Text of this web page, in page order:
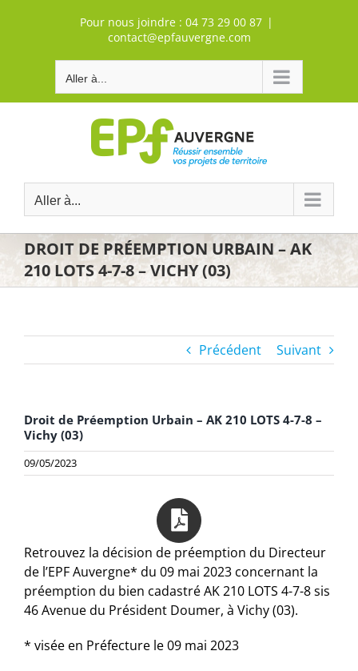
Pour nous joindre : 04 73 29 00 87 |
contact@epfauvergne.com
Aller à...
Aller à...
DROIT DE PRÉEMPTION URBAIN – AK
210 LOTS 4-7-8 – VICHY (03)
Précédent Suivant
Droit de Préemption Urbain – AK 210 LOTS 4-7-8 –
Vichy (03)
09/05/2023
Retrouvez la décision de préemption du Directeur
de l’EPF Auvergne* du 09 mai 2023 concernant la
préemption du bien cadastré AK 210 LOTS 4-7-8 sis
46 Avenue du Président Doumer, à Vichy (03).
* visée en Préfecture le 09 mai 2023